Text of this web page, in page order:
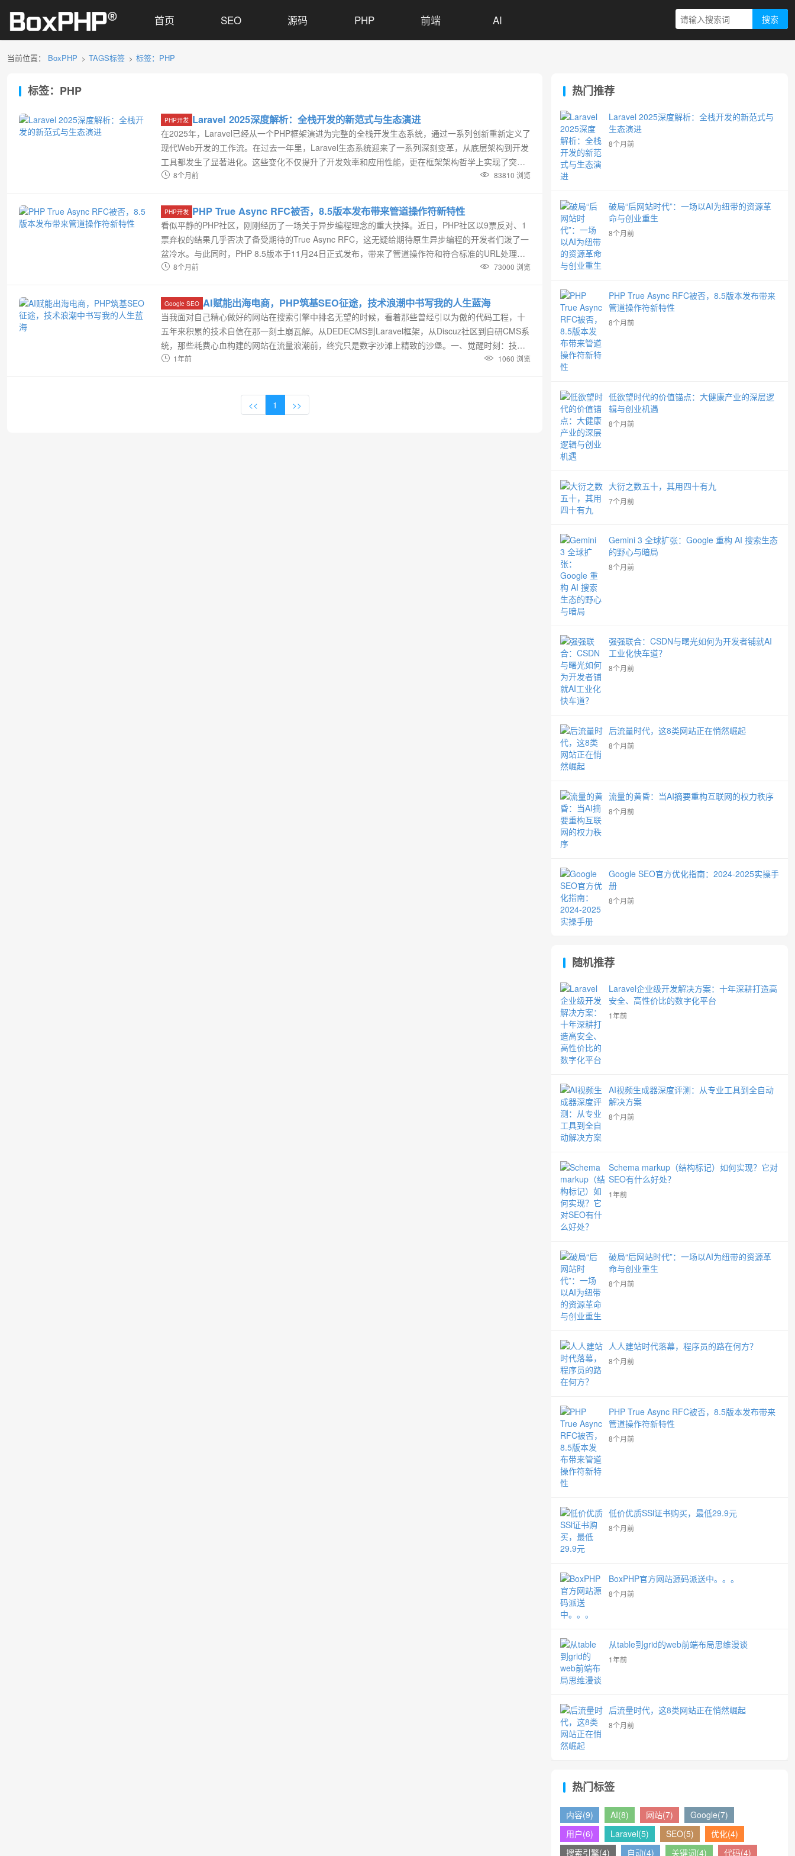
首页 SEO 源码 PHP 前端 AI 搜索
当前位置： BoxPHP > TAGS标签 > 标签：PHP
标签：PHP
PHP开发 Laravel 2025深度解析：全栈开发的新范式与生态演进
在2025年，Laravel已经从一个PHP框架演进为完整的全栈开发生态系统，通过一系列创新重新定义了
现代Web开发的工作流。在过去一年里，Laravel生态系统迎来了一系列深刻变革，从底层架构到开发
工具都发生了显著进化。这些变化不仅提升了开发效率和应用性能，更在框架架构哲学上实现了突
破。01 架构革新：Composer元数据协议与包治理新思路Laravel通过Composer的extra字段建立...
8个月前 83810 浏览
PHP开发 PHP True Async RFC被否，8.5版本发布带来管道操作符新特性
看似平静的PHP社区，刚刚经历了一场关于异步编程理念的重大抉择。近日，PHP社区以9票反对、1
票弃权的结果几乎否决了备受期待的True Async RFC，这无疑给期待原生异步编程的开发者们泼了一
盆冷水。与此同时，PHP 8.5版本于11月24日正式发布，带来了管道操作符和符合标准的URL处理库
等关键改进，展现出PHP在保持稳健的同时仍不断创新的发展态势。01 True Async RFC被否：一...
8个月前 73000 浏览
Google SEO AI赋能出海电商，PHP筑基SEO征途，技术浪潮中书写我的人生蓝海
当我面对自己精心做好的网站在搜索引擎中排名无望的时候，看着那些曾经引以为傲的代码工程，十
五年来积累的技术自信在那一刻土崩瓦解。从DEDECMS到Laravel框架，从Discuz社区到自研CMS系
统，那些耗费心血构建的网站在流量浪潮前，终究只是数字沙滩上精致的沙堡。一、觉醒时刻：技术
困局与九字真言凌晨三点的显示器蓝光里，"情况明、决心大、方法对"九个字突然刺破混沌。这十五
1年前 1060 浏览
<< 1 >>
热门推荐
Laravel 2025深度解析：全栈开发的新范式与
生态演进
8个月前
破局“后网站时代”：一场以AI为纽带的资源革
命与创业重生
8个月前
PHP True Async RFC被否，8.5版本发布带来
管道操作符新特性
8个月前
低欲望时代的价值锚点：大健康产业的深层逻
辑与创业机遇
8个月前
大衍之数五十，其用四十有九
7个月前
Gemini 3 全球扩张：Google 重构 AI 搜索生态
的野心与暗局
8个月前
强强联合：CSDN与曙光如何为开发者铺就AI
工业化快车道？
8个月前
后流量时代，这8类网站正在悄然崛起
8个月前
流量的黄昏：当AI摘要重构互联网的权力秩序
8个月前
Google SEO官方优化指南：2024-2025实操手
册
8个月前
随机推荐
Laravel企业级开发解决方案：十年深耕打造高
安全、高性价比的数字化平台
1年前
AI视频生成器深度评测：从专业工具到全自动
解决方案
8个月前
Schema markup（结构标记）如何实现？它对
SEO有什么好处？
1年前
破局“后网站时代”：一场以AI为纽带的资源革
命与创业重生
8个月前
人人建站时代落幕，程序员的路在何方？
8个月前
PHP True Async RFC被否，8.5版本发布带来
管道操作符新特性
8个月前
低价优质SSl证书购买，最低29.9元
8个月前
BoxPHP官方网站源码派送中。。。
8个月前
从table到grid的web前端布局思维漫谈
1年前
后流量时代，这8类网站正在悄然崛起
8个月前
热门标签
内容(9) AI(8) 网站(7)
Google(7)
用户(6)
Laravel(5) SEO(5)
优化(4)
搜索引擎(4)
自动(4) 关键词(4) 代码(4)